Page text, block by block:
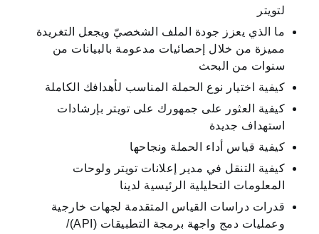
لتويتر
ما الذي يعزز جودة الملف الشخصيّ ويجعل التغريدة
مميزة من خلال إحصائيات مدعومة بالبيانات من
سنوات من البحث
كيفية اختيار نوع الحملة المناسب لأهدافك الكاملة
كيفية العثور على جمهورك على تويتر بإرشادات
استهداف جديدة
كيفية قياس أداء الحملة ونجاحها
كيفية التنقل في مدير إعلانات تويتر ولوحات
المعلومات التحليلية الرئيسية لدينا
قدرات دراسات القياس المتقدمة لجهات خارجية
وعمليات دمج واجهة برمجة التطبيقات (API)/